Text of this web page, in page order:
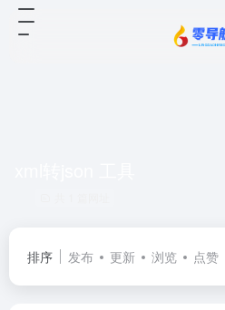
排序 发布 更新 浏览 点赞